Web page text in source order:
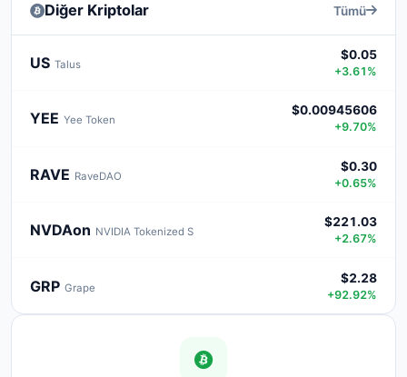
Diğer Kriptolar Tümü
US Talus
$0.05
+3.61%
YEE Yee Token
$0.00945606
+9.70%
RAVE RaveDAO
$0.30
+0.65%
NVDAon NVIDIA Tokenized S
$221.03
+2.67%
GRP Grape
$2.28
+92.92%